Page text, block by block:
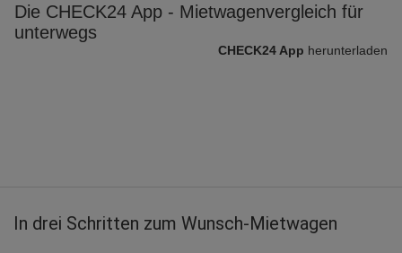
Die CHECK24 App - Mietwagenvergleich für
unterwegs
CHECK24 App herunterladen
In drei Schritten zum Wunsch-Mietwagen